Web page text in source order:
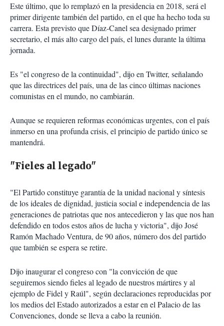
Este último, que lo remplazó en la presidencia en 2018, será el
primer dirigente también del partido, en el que ha hecho toda su
carrera. Esta previsto que Díaz-Canel sea designado primer
secretario, el más alto cargo del país, el lunes durante la última
jornada.
Es "el congreso de la continuidad", dijo en Twitter, señalando
que las directrices del país, una de las cinco últimas naciones
comunistas en el mundo, no cambiarán.
Aunque se requieren reformas económicas urgentes, con el país
inmerso en una profunda crisis, el principio de partido único se
mantendrá.
"Fieles al legado"
"El Partido constituye garantía de la unidad nacional y síntesis
de los ideales de dignidad, justicia social e independencia de las
generaciones de patriotas que nos antecedieron y las que nos han
defendido en todos estos años de lucha y victoria", dijo José
Ramón Machado Ventura, de 90 años, número dos del partido
que también se espera se retire.
Dijo inaugurar el congreso con "la convicción de que
seguiremos siendo fieles al legado de nuestros mártires y al
ejemplo de Fidel y Raúl", según declaraciones reproducidas por
los medios del Estado autorizados a estar en el Palacio de las
Convenciones, donde se lleva a cabo la reunión.